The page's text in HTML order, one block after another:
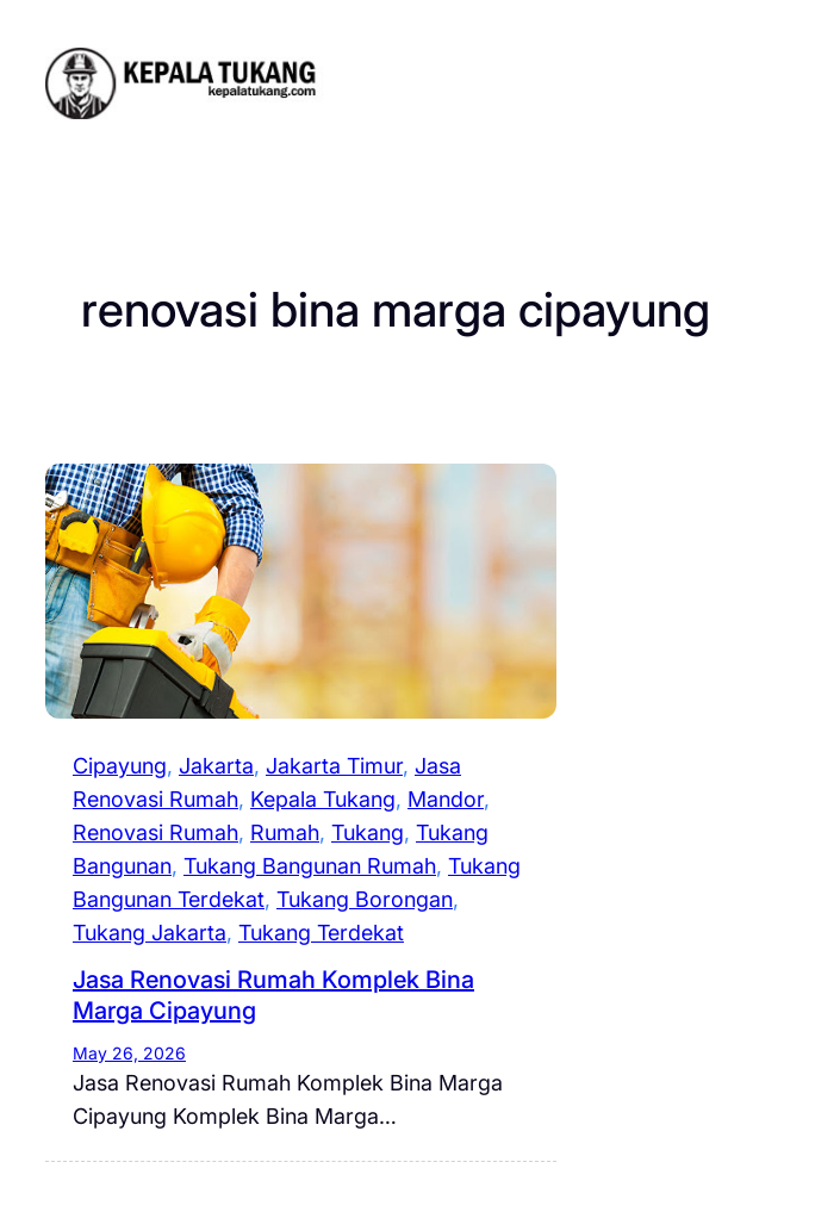
content
renovasi bina marga cipayung
Cipayung, Jakarta, Jakarta Timur, Jasa
Renovasi Rumah, Kepala Tukang, Mandor
Renovasi Rumah, Rumah, Tukang, Tukang
Bangunan, Tukang Bangunan Rumah, Tukang
Bangunan Terdekat, Tukang Borongan
Tukang Jakarta, Tukang Terdekat
Jasa Renovasi Rumah Komplek Bina
Marga Cipayung
May 26, 2026
Jasa Renovasi Rumah Komplek Bina Marga
Cipayung Komplek Bina Marga…